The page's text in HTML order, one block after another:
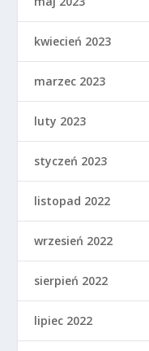
kwiecień 2023
marzec 2023
luty 2023
styczeń 2023
listopad 2022
wrzesień 2022
sierpień 2022
lipiec 2022